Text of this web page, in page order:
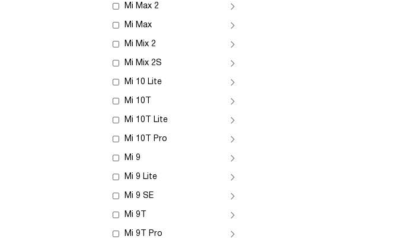
Mi Max 2
Mi Max
Mi Mix 2
Mi Mix 2S
Mi 10 Lite
Mi 10T
Mi 10T Lite
Mi 10T Pro
Mi 9
Mi 9 Lite
Mi 9 SE
Mi 9T
Mi 9T Pro